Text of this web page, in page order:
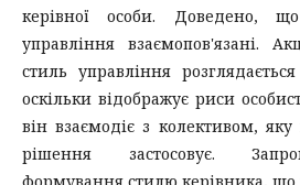
керівної особи. Доведено,
управління взаємопов'язані.
стиль управління
оскільки відображує риси
він взаємодіє з колективом,
рішення застосовує.
формування стилю керівника, що